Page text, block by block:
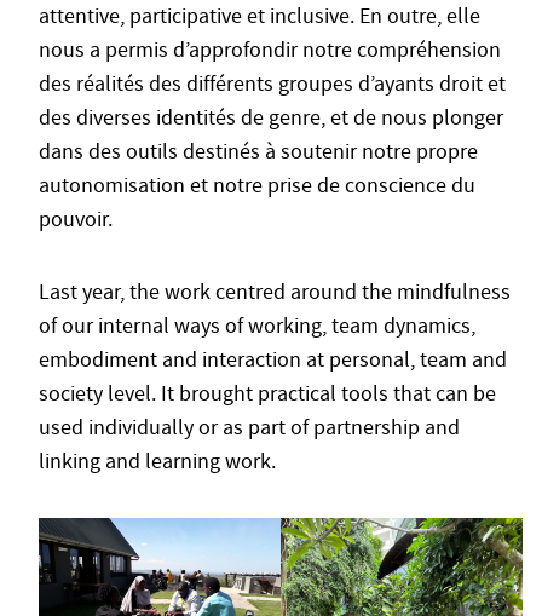
attentive, participative et inclusive. En outre, elle
nous a permis d’approfondir notre compréhension
des réalités des différents groupes d’ayants droit et
des diverses identités de genre, et de nous plonger
dans des outils destinés à soutenir notre propre
autonomisation et notre prise de conscience du
pouvoir.
Last year, the work centred around the mindfulness
of our internal ways of working, team dynamics,
embodiment and interaction at personal, team and
society level. It brought practical tools that can be
used individually or as part of partnership and
linking and learning work.